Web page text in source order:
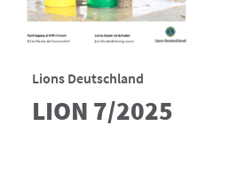
Lions Deutschland
LION 7/2025